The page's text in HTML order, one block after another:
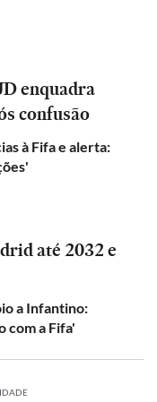
enquadra
confusão
à Fifa e alerta:
até 2032 e
a Infantino:
com a Fifa'